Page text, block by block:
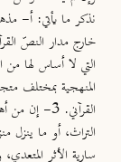
نذكر ما يأتي: أ-
خارج مدار النصّ
التي لا أساس لها
المنهجية بمختلف
القرآني.
التراث، أو ما ينزل
سارية الأثر